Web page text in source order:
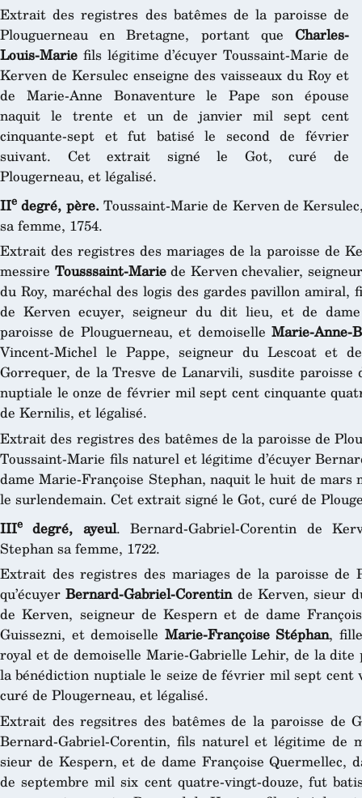
Extrait des registres des batêmes de la paroisse de
Plouguerneau en Bretagne, portant que Charles-
Louis-Marie fils légitime d’écuyer Toussaint-Marie de
Kerven de Kersulec enseigne des vaisseaux du Roy et
de Marie-Anne Bonaventure le Pape son épouse
naquit le trente et un de janvier mil sept cent
cinquante-sept et fut batisé le second de février
suivant. Cet extrait signé le Got, curé de
Plougerneau, et légalisé.
IIe degré, père. Toussaint-Marie de Kerven de
sa femme, 1754.
Extrait des registres des mariages de la paroisse de
messire Tousssaint-Mariede Kerven chevalier,
du Roy, maréchal des logis des gardes pavillon
de Kerven ecuyer, seigneur du dit lieu, et de
paroisse de Plouguerneau, et demoiselleMarie-Anne-
Vincent-Michel le Pappe, seigneur du Lescoat et
Gorrequer, de la Tresve de Lanarvili, susdite
nuptiale le onze de février mil sept cent cinquante
de Kernilis, et légalisé.
Extrait des registres des batêmes de la paroisse de
Toussaint-Marie fils naturel et légitime d’écuyer
dame Marie-Françoise Stephan, naquit le huit de
le surlendemain. Cet extrait signé le Got, curé de
IIIe degré, ayeul. Bernard-Gabriel-Corentin de
Stephan sa femme, 1722.
Extrait des registres des mariages de la paroisse de
qu’écuyerBernard-Gabriel-Corentinde Kerven, sieur
de Kerven, seigneur de Kespern et de dame
Guissezni, et demoiselle Marie-Françoise Stéphan,
royal et de demoiselle Marie-Gabrielle Lehir, de la dite
la bénédiction nuptiale le seize de février mil sept
curé de Plougerneau, et légalisé.
Extrait des regsitres des batêmes de la paroisse de
Bernard-Gabriel-Corentin, fils naturel et légitime de
sieur de Kespern, et de dame Françoise Quermellec,
de septembre mil six cent quatre-vingt-douze, fut